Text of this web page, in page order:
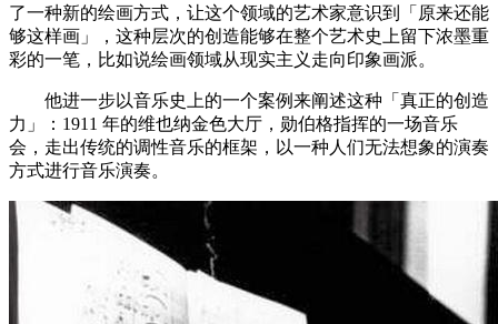
了一种新的绘画方式，让这个领域的艺术家意识到「原来还能
够这样画」，这种层次的创造能够在整个艺术史上留下浓墨重
彩的一笔，比如说绘画领域从现实主义走向印象画派。
他进一步以音乐史上的一个案例来阐述这种「真正的创造
力」：1911 年的维也纳金色大厅，勋伯格指挥的一场音乐
会，走出传统的调性音乐的框架，以一种人们无法想象的演奏
方式进行音乐演奏。